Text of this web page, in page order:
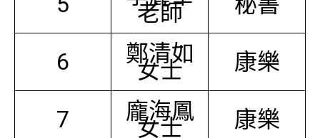
老師
6 鄭清如
女士 康樂
7 龐海鳳
女士 康樂